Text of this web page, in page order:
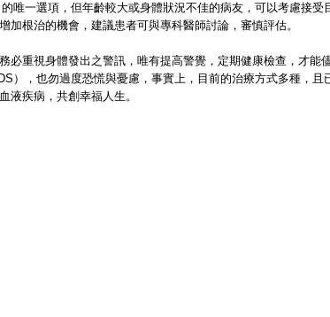
唯一選項，但年齡較大或身體狀況不佳的病友，可以考慮接受
加根治的機會，建議患者可與專科醫師討論，審慎評估。
必重視身體發出之警訊，唯有提高警覺，定期健康檢查，才能
），也勿過度恐慌與憂慮，事實上，目前的治療方式多種，且
液疾病，共創幸福人生。